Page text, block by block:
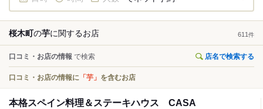
桜木町の芋に関するお店 611 件
口コミ・お店の情報 で検索 店名で検索する
口コミ・お店の情報に 「芋」 を含むお店
本格スペイン料理＆ステーキハウス CASA